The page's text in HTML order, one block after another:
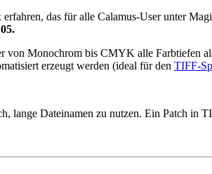
das für alle Calamus-User unter
von Monochrom bis CMYK alle Farbtiefen
erzeugt werden (ideal für den TIFF-
lange Dateinamen zu nutzen. Ein Patch in